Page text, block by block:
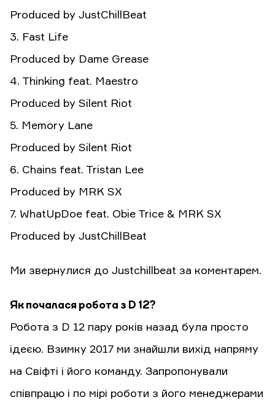
Produced by JustChillBeat
3. Fast Life
Produced by Dame Grease
4. Thinking feat. Maestro
Produced by Silent Riot
5. Memory Lane
Produced by Silent Riot
6. Chains feat. Tristan Lee
Produced by MRK SX
7. WhatUpDoe feat. Obie Trice & MRK SX
Produced by JustChillBeat
Ми звернулися до Justchillbeat за коментарем.
Як почалася робота з D 12?
Робота з D 12 пару років назад була просто
ідеєю. Взимку 2017 ми знайшли вихід напряму
на Свіфті і його команду. Запропонували
співпрацю і по мірі роботи з його менеджерами